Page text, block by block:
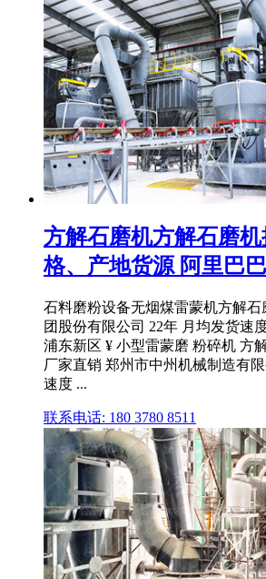
方解石磨机方解石磨
格、产地货源 阿里巴巴
石料磨粉设备无烟煤雷蒙机方解
团股份有限公司 22年 月均发货速
浦东新区 ¥ 小型雷蒙磨 粉碎机 方
厂家直销 郑州市中州机械制造有
速度 ...
联系电话: 180 3780 8511